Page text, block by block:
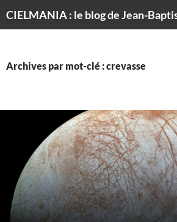
Archives par mot-clé : crevasse